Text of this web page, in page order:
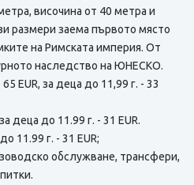
височина от 40 метра и
размери заема първото място
на Римската империя. От
наследство на ЮНЕСКО.
EUR, за деца до 11,99 г. - 33
деца до 11.99 г. - 31 EUR.
11.99 г. - 31 EUR;
обслужване, трансфери,